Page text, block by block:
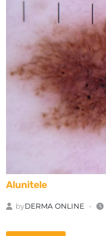
Alunitele
byDERMA ONLINE